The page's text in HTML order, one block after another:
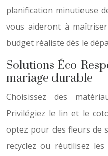
planification minutieuse
vous aideront à
budget réaliste dès le
Solutions Éco-
mariage durable
Choisissez des
Privilégiez le lin et le
optez pour des fleurs de
recyclez ou réutilisez